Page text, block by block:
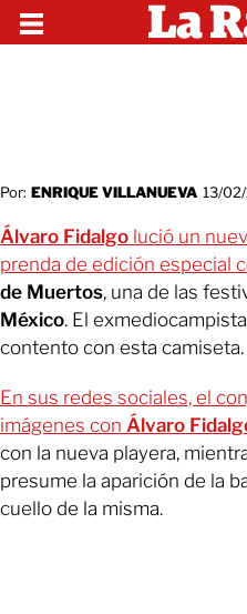
Por: ENRIQUE VILLANUEVA 13/
Álvaro Fidalgo lució un
prenda de edición especial
de Muertos, una de las
México. El
contento con esta camiseta.
En sus redes sociales, el
imágenes con Álvaro
con la nueva playera,
presume la aparición de la
cuello de la misma.